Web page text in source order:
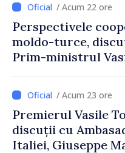
/ Acum 22 ore
Perspectivele
moldo-turce,
Prim-ministrul
Uygar Mustafa
/ Acum 23 ore
Premierul Vasile
discuții cu
Italiei, Giuseppe